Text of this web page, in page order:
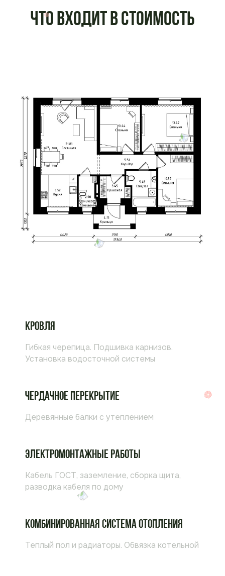
Что входит в стоимость
Кровля
Гибкая черепица. Подшивка карнизов.
Установка водосточной системы
Чердачное перекрытие
Деревянные балки c утеплением
Электромонтажные работы
Кабель ГОСТ, заземление, сборка щита,
разводка кабеля по дому
Комбинированная система отопления
Теплый пол и радиаторы. Обвязка котельной